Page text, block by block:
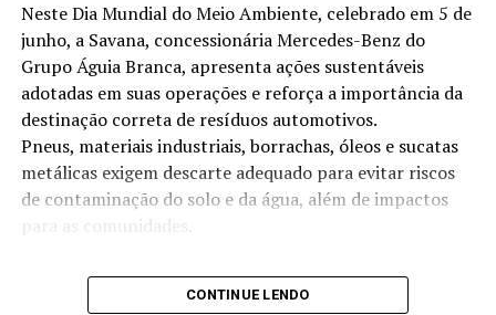
Neste Dia Mundial do Meio Ambiente, celebrado em 5 de
junho, a Savana, concessionária Mercedes-Benz do
Grupo Águia Branca, apresenta ações sustentáveis
adotadas em suas operações e reforça a importância da
destinação correta de resíduos automotivos.
Pneus, materiais industriais, borrachas, óleos e sucatas
metálicas exigem descarte adequado para evitar riscos
de contaminação do solo e da água, além de impactos
para as comunidades.
A Savana, por meio das suas 14 filiais, desenvolve
anualmente iniciativas voltadas à redução no consumo
CONTINUE LENDO